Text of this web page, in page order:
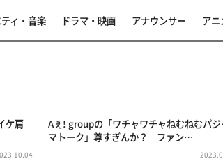
ィ・音楽 ドラマ・映画 アナウンサー アニ
ケ肩
Aぇ! groupの「ワチャワチャねむねむパジ
マトーク」尊すぎんか？ ファン…